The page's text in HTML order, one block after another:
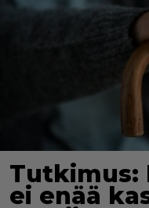
Tutkimus:
ei enää